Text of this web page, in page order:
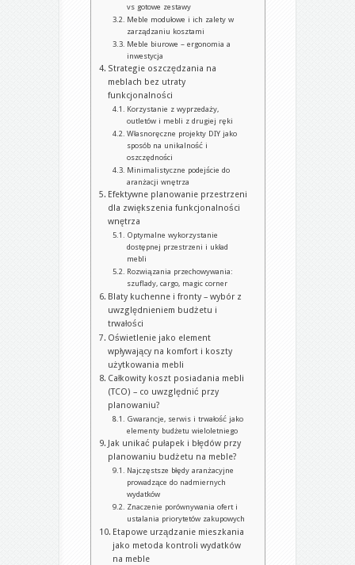
vs gotowe zestawy
Meble modułowe i ich zalety w
zarządzaniu kosztami
Meble biurowe – ergonomia a
inwestycja
Strategie oszczędzania na
meblach bez utraty
funkcjonalności
Korzystanie z wyprzedaży,
outletów i mebli z drugiej ręki
Własnoręczne projekty DIY jako
sposób na unikalność i
oszczędności
Minimalistyczne podejście do
aranżacji wnętrza
Efektywne planowanie przestrzeni
dla zwiększenia funkcjonalności
wnętrza
Optymalne wykorzystanie
dostępnej przestrzeni i układ
mebli
Rozwiązania przechowywania:
szuflady, cargo, magic corner
Blaty kuchenne i fronty – wybór z
uwzględnieniem budżetu i
trwałości
Oświetlenie jako element
wpływający na komfort i koszty
użytkowania mebli
Całkowity koszt posiadania mebli
(TCO) – co uwzględnić przy
planowaniu?
Gwarancje, serwis i trwałość jako
elementy budżetu wieloletniego
Jak unikać pułapek i błędów przy
planowaniu budżetu na meble?
Najczęstsze błędy aranżacyjne
prowadzące do nadmiernych
wydatków
Znaczenie porównywania ofert i
ustalania priorytetów zakupowych
Etapowe urządzanie mieszkania
jako metoda kontroli wydatków
na meble